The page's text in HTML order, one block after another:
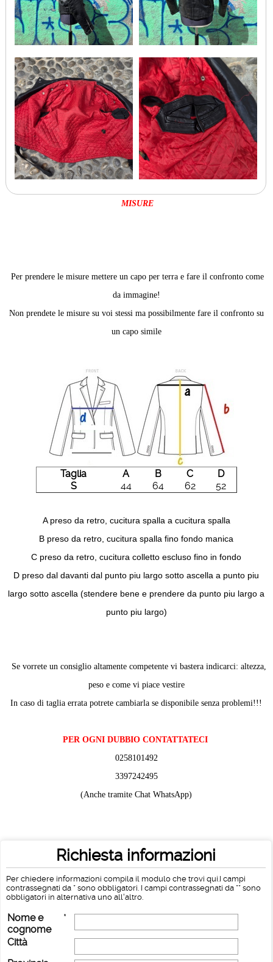
MISURE
Per prendere le misure mettere un capo per terra e fare il confronto come
da immagine!
Non prendete le misure su voi stessi ma possibilmente fare il confronto su
un capo simile
Taglia A B C
D
S
44 64 62 52
A preso da retro, cucitura spalla a cucitura spalla
B preso da retro, cucitura spalla fino fondo manica
C preso da retro, cucitura colletto escluso fino in fondo
D preso dal davanti dal punto piu largo sotto ascella a punto piu
largo sotto ascella (stendere bene e prendere da punto piu largo a
punto piu largo)
Se vorrete un consiglio altamente competente vi bastera indicarci: altezza,
peso e come vi piace vestire
In caso di taglia errata potrete cambiarla se disponibile senza problemi!!!
PER OGNI DUBBIO CONTATTATECI
0258101492
3397242495
(Anche tramite Chat WhatsApp)
Richiesta informazioni
Per chiedere informazioni compila il modulo che trovi qui.I campi
contrassegnati da * sono obbligatori. I campi contrassegnati da ** sono
obbligatori in alternativa uno all'altro.
Nome e
cognome
*
Città